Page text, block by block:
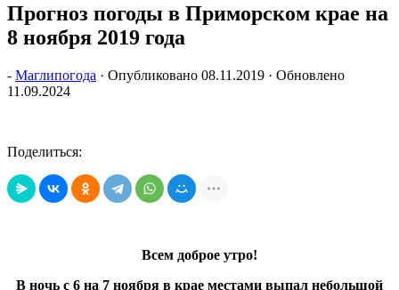
Прогноз погоды в Приморском крае на
8 ноября 2019 года
- Маглипогода · Опубликовано 08.11.2019 · Обновлено
11.09.2024
Поделиться:
Всем доброе утро!
В ночь с 6 на 7 ноября в крае местами выпал небольшой